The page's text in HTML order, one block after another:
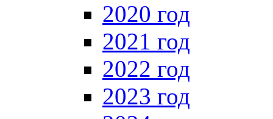
2020 год
2021 год
2022 год
2023 год